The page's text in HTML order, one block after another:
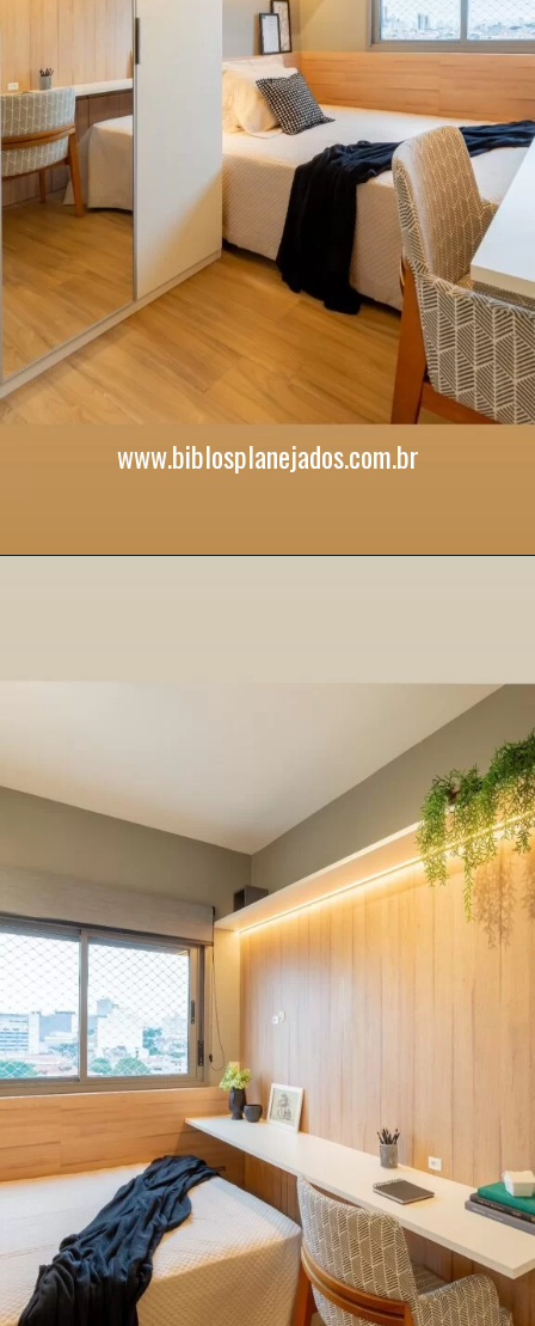
www.biblosplanejados.com.br